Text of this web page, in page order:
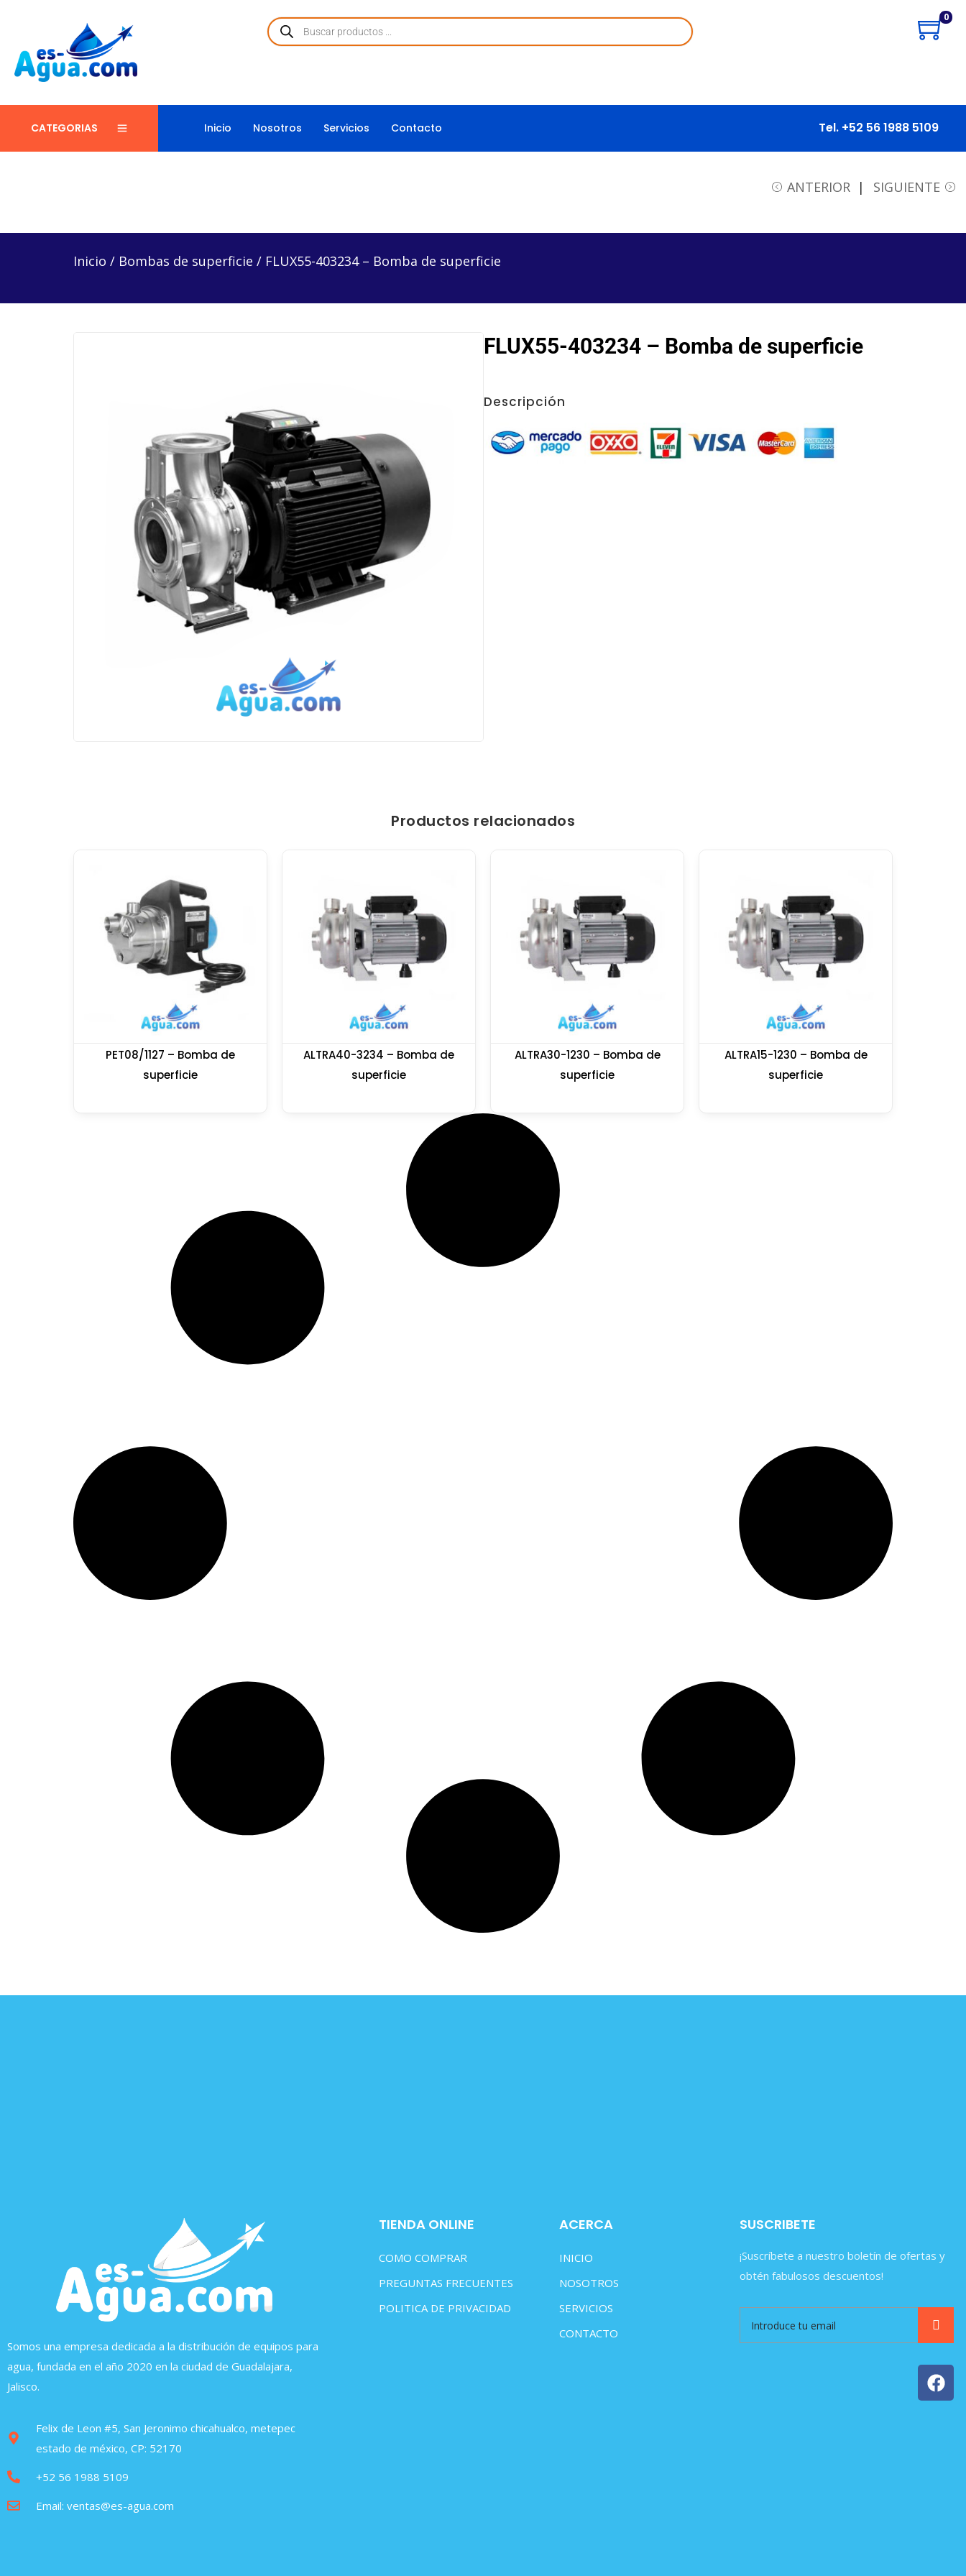
0
CATEGORIAS Inicio Nosotros Servicios Contacto Tel. +52 56 1988 5109
ANTERIOR SIGUIENTE
Inicio / Bombas de superficie / FLUX55-403234 – Bomba de superficie
FLUX55-403234 – Bomba de superficie
Descripción
Productos relacionados
PET08/1127 – Bomba de
superficie
ALTRA40-3234 – Bomba de
superficie
ALTRA30-1230 – Bomba de
superficie
ALTRA15-1230 – Bomba de
superficie
Somos una empresa dedicada a la distribución de equipos para
agua, fundada en el año 2020 en la ciudad de Guadalajara,
Jalisco.
Felix de Leon #5, San Jeronimo chicahualco, metepec
estado de méxico, CP: 52170
+52 56 1988 5109
Email: ventas@es-agua.com
TIENDA ONLINE
COMO COMPRAR
PREGUNTAS FRECUENTES
POLITICA DE PRIVACIDAD
ACERCA
INICIO
NOSOTROS
SERVICIOS
CONTACTO
SUSCRIBETE
¡Suscríbete a nuestro boletín de ofertas y
obtén fabulosos descuentos!